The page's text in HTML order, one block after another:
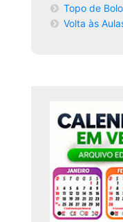
Topo de Bolo
Volta às